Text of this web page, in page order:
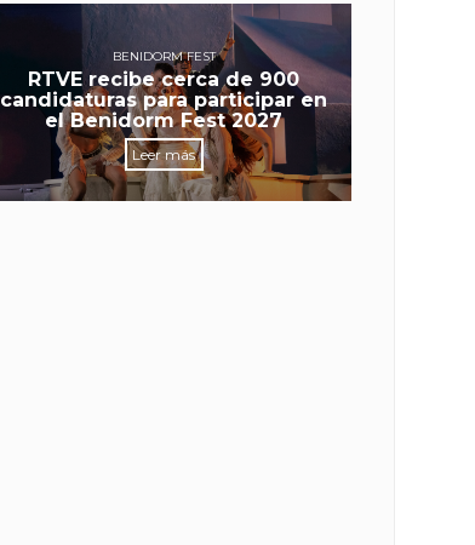
BENIDORM FEST
RTVE recibe cerca de 900
candidaturas para participar en
el Benidorm Fest 2027
Leer más